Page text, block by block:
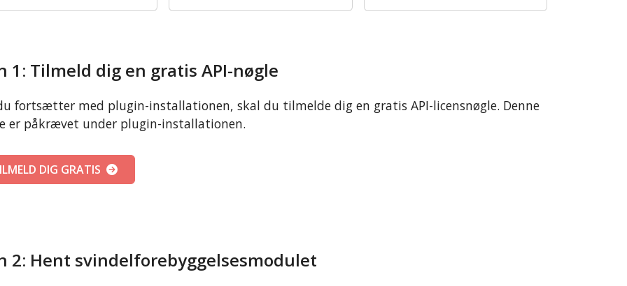
1: Tilmeld dig en gratis API-nøgle
fortsætter med plugin-installationen, skal du tilmelde dig en gratis API-licensnøgle. Denne
er påkrævet under plugin-installationen.
DIG GRATIS
2: Hent svindelforebyggelsesmodulet